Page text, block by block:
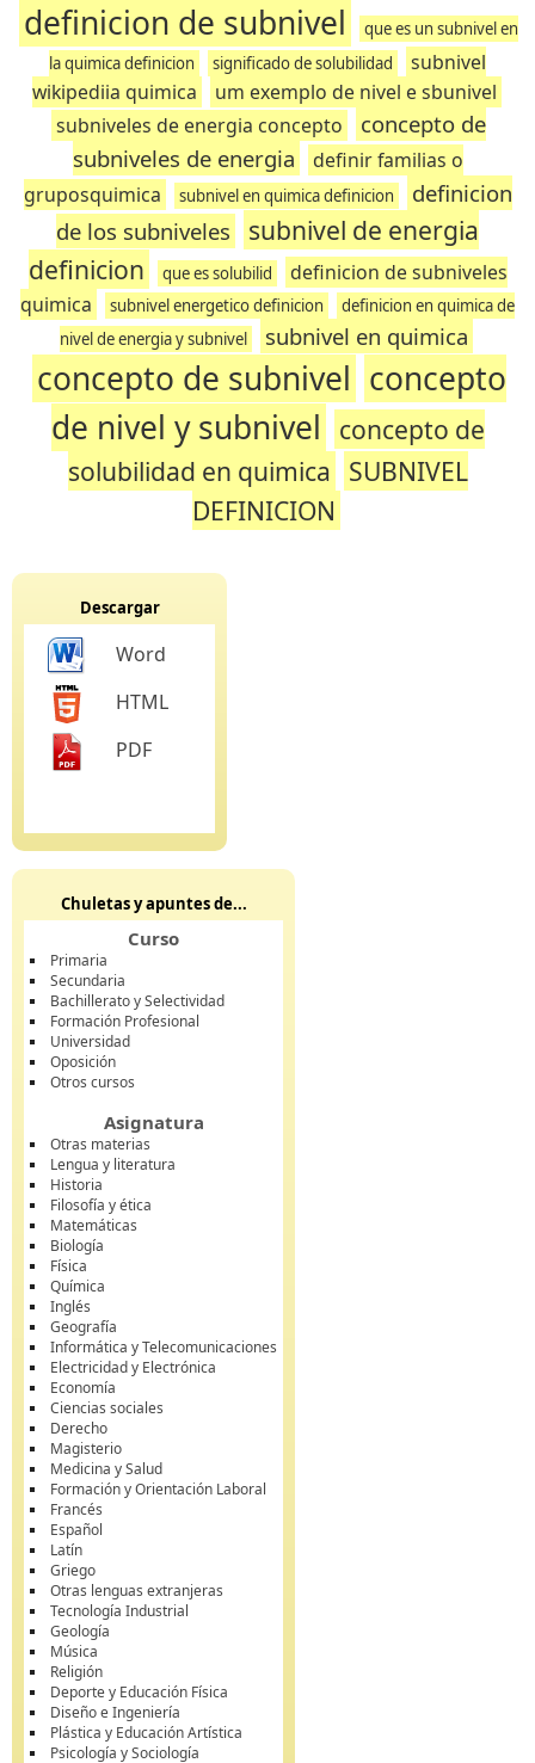
definicion de subnivel
que es un subnivel en
la quimica definicion
significado de solubilidad
subnivel
wikipediia quimica
um exemplo de nivel e sbunivel
subniveles de energia concepto
concepto de
subniveles de energia
definir familias o
gruposquimica
subnivel en quimica definicion
definicion
de los subniveles
subnivel de energia
definicion
que es solubilid
definicion de subniveles
quimica
subnivel energetico definicion
definicion en quimica de
nivel de energia y subnivel
subnivel en quimica
concepto de subnivel concepto
de nivel y subnivel
concepto de
solubilidad en quimica SUBNIVEL
DEFINICION
Descargar
Word
HTML
PDF
Chuletas y apuntes de...
Curso
Primaria
Secundaria
Bachillerato y Selectividad
Formación Profesional
Universidad
Oposición
Otros cursos
Asignatura
Otras materias
Lengua y literatura
Historia
Filosofía y ética
Matemáticas
Biología
Física
Química
Inglés
Geografía
Informática y Telecomunicaciones
Electricidad y Electrónica
Economía
Ciencias sociales
Derecho
Magisterio
Medicina y Salud
Formación y Orientación Laboral
Francés
Español
Latín
Griego
Otras lenguas extranjeras
Tecnología Industrial
Geología
Música
Religión
Deporte y Educación Física
Diseño e Ingeniería
Plástica y Educación Artística
Psicología y Sociología